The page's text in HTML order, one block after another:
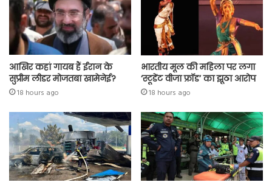
आखिर कहां गायब हैं ईरान के
सुप्रीम लीडर मोजतबा खामेनेई?
18 hours ago
भारतीय मूल की महिला पर लगा
‘स्टूडेंट वीजा फ्रॉड’ का झूठा आरोप
18 hours ago